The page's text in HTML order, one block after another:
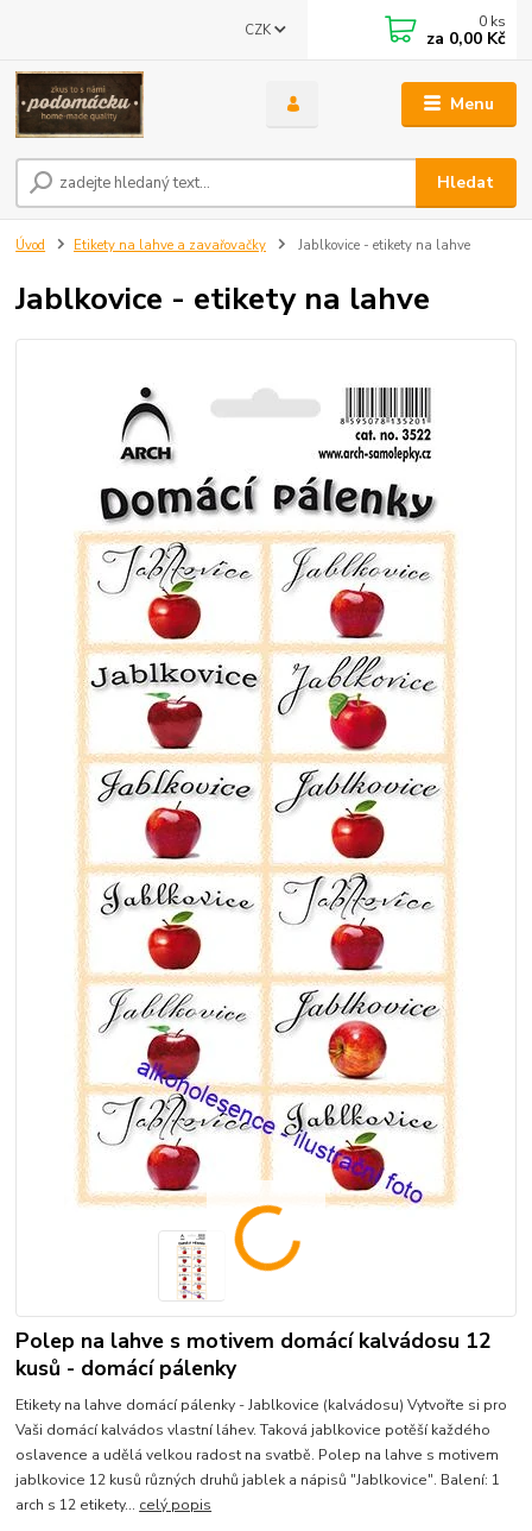
Menu
CZK
Hledat
0 ks
za 0,00 Kč
Úvod Etikety na lahve a zavařovačky Jablkovice - etikety na lahve
Jablkovice - etikety na lahve
Polep na lahve s motivem domácí kalvádosu 12
kusů - domácí pálenky
Etikety na lahve domácí pálenky - Jablkovice (kalvádosu) Vytvořte si pro
Vaši domácí kalvádos vlastní láhev. Taková jablkovice potěší každého
oslavence a udělá velkou radost na svatbě. Polep na lahve s motivem
jablkovice 12 kusů různých druhů jablek a nápisů "Jablkovice". Balení: 1
arch s 12 etikety... celý popis